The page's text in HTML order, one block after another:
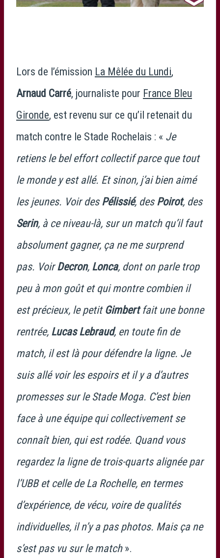
Lors de l’émission La Mêlée du Lundi,
Arnaud Carré, journaliste pour France Bleu
Gironde, est revenu sur ce qu’il retenait du
match contre le Stade Rochelais : « Je
retiens le bel effort collectif parce que tout
le monde y est allé. Et sinon, j’ai bien aimé
les jeunes. Voir des Pélissié, des Poirot, des
Serin, à ce niveau-là, sur un match qu’il faut
absolument gagner, ça ne me surprend
pas. Voir Decron, Lonca, dont on parle trop
peu à mon goût et qui montre combien il
est précieux, le petit Gimbertfait une bonne
rentrée, Lucas Lebraud, en toute fin de
match, il est là pour défendre la ligne. Je
suis allé voir les espoirs et il y a d’autres
promesses sur le Stade Moga. C’est bien
face à une équipe qui collectivement se
connaît bien, qui est rodée. Quand vous
regardez la ligne de trois-quarts alignée par
l’UBB et celle de La Rochelle, en termes
d’expérience, de vécu, voire de qualités
individuelles, il n’y a pas photos. Mais ça ne
s’est pas vu sur le match».